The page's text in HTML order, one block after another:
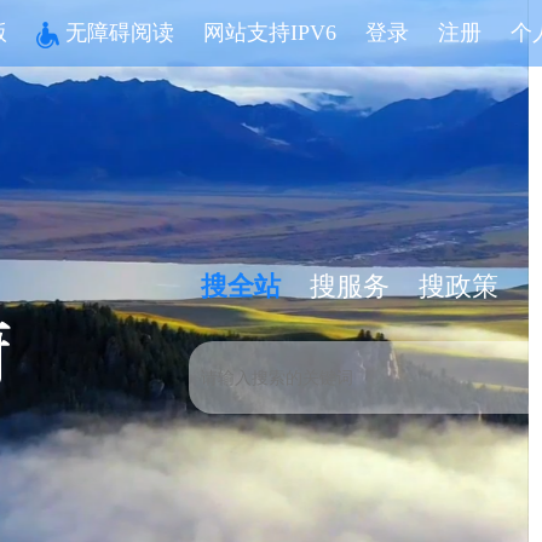
无障碍阅读 网站支持IPV6 登录 注册 个
搜全站 搜服务 搜政策